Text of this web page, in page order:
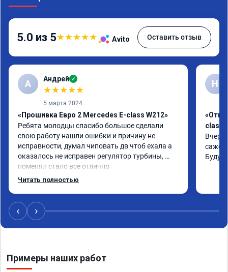
5.0 из 5★★★★★ Avito Оставить отзыв
А Андрей ✓
★★★★★
5 марта 2024
«Прошивка Евро 2 Mercedes E-class W212»
Ребята молодцы спасибо большое сделали
свою работу нашли ошибки и причину не
исправности, думал чиповать дв чтоб ехала а
оказалось не исправен регулятор турбины,
поменял стало все отлично
Читать полностью
Н
class
Вчера
Буду
‹ ›
Примеры наших работ